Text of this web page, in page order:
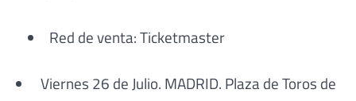
Red de venta: Ticketmaster
Viernes 26 de Julio. MADRID. Plaza de Toros de